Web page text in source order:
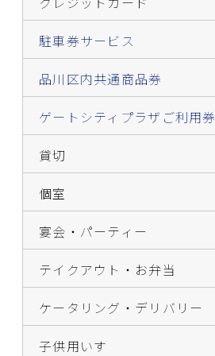
クレジットカード
駐車券サービス
品川区内共通商品券
ゲートシティプラザご利用券
貸切
個室
宴会・パーティー
テイクアウト・お弁当
ケータリング・デリバリー
子供用いす